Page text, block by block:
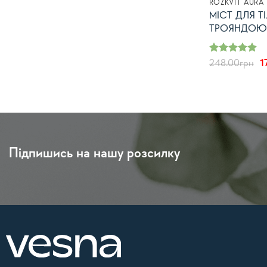
ROZKVIT AURA
МІСТ ДЛЯ
ТРОЯНДОЮ
Оцінено в
248.00грн
Підпишись на нашу розсилку